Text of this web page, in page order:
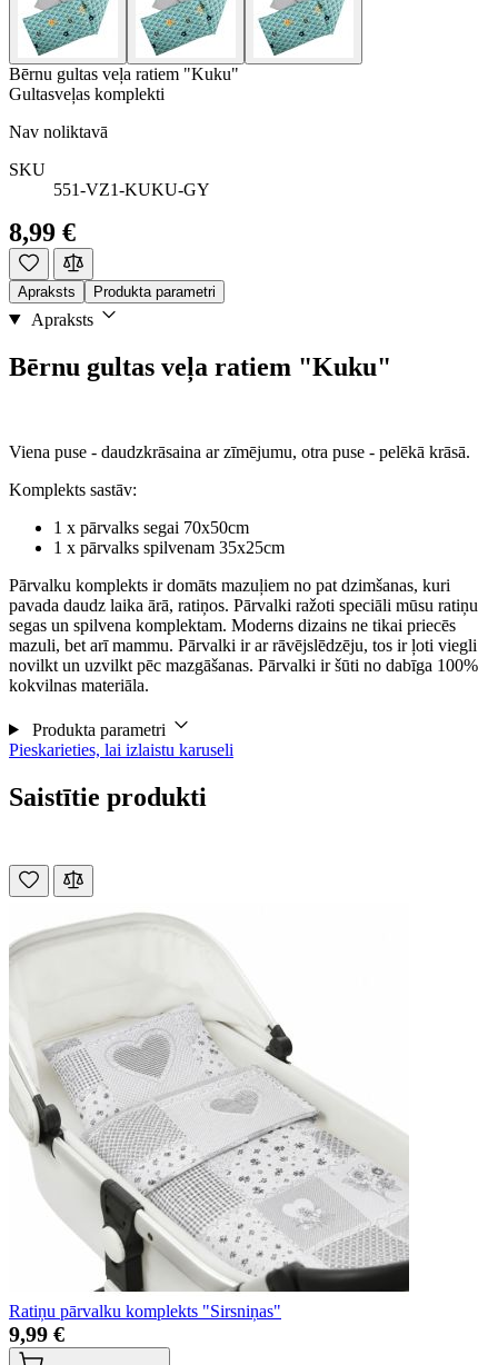
Bērnu gultas veļa ratiem "Kuku"
Gultasveļas komplekti
Nav noliktavā
SKU
551-VZ1-KUKU-GY
8,99 €
Apraksts Produkta parametri
Apraksts
Bērnu gultas veļa ratiem "Kuku"
Viena puse - daudzkrāsaina ar zīmējumu, otra puse - pelēkā krāsā.
Komplekts sastāv:
1 x pārvalks segai 70x50cm
1 x pārvalks spilvenam 35x25cm
Pārvalku komplekts ir domāts mazuļiem no pat dzimšanas, kuri
pavada daudz laika ārā, ratiņos. Pārvalki ražoti speciāli mūsu ratiņu
segas un spilvena komplektam. Moderns dizains ne tikai priecēs
mazuli, bet arī mammu. Pārvalki ir ar rāvējslēdzēju, tos ir ļoti viegli
novilkt un uzvilkt pēc mazgāšanas. Pārvalki ir šūti no dabīga 100%
kokvilnas materiāla.
Produkta parametri
Pieskarieties, lai izlaistu karuseli
Saistītie produkti
Ratiņu pārvalku komplekts "Sirsniņas"
9,99 €